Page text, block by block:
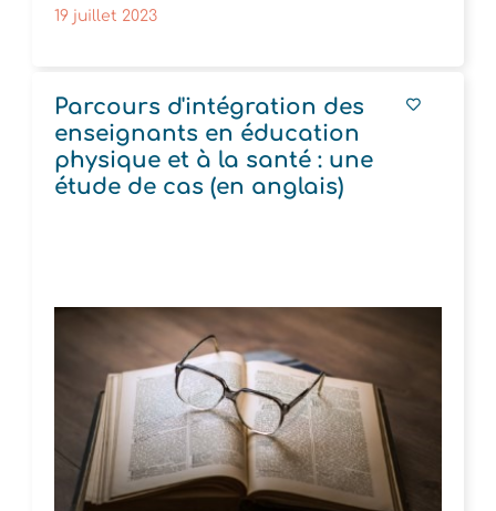
19 juillet 2023
Parcours d'intégration des
enseignants en éducation
physique et à la santé : une
étude de cas (en anglais)